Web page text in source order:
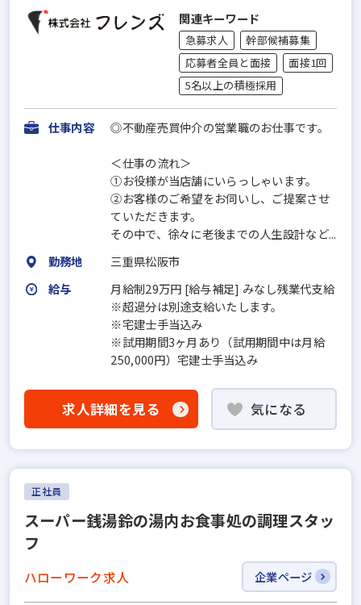
関連キーワード
急募求人
幹部候補募集
応募者全員と面接
面接1回
5名以上の積極採用
仕事内容 ◎不動産売買仲介の営業職のお仕事です。
＜仕事の流れ＞
①お役様が当店舗にいらっしゃいます。
②お客様のご希望をお伺いし、ご提案させ
ていただきます。
その中で、徐々に老後までの人生設計など...
勤務地
三重県松阪市
給与
月給制29万円 [給与補足] みなし残業代支給
※超過分は別途支給いたします。
※宅建士手当込み
※試用期間3ヶ月あり（試用期間中は月給
250,000円）宅建士手当込み
求人詳細を見る 気になる
正社員
スーパー銭湯鈴の湯内お食事処の調理スタッ
フ
ハローワーク求人 企業ページ